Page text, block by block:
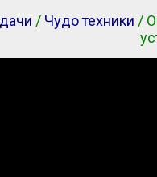
/ Чудо техники /